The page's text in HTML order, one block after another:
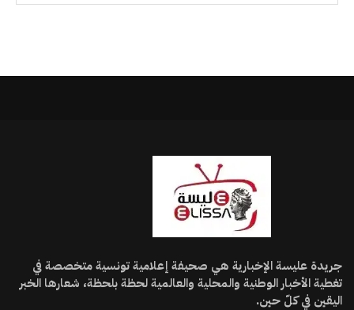
جريدة عليسة الإخبارية هي صحيفة إعلامية تونسية متخصصة في
تغطية الأخبار الوطنية والمحلية والعالمية لحظة بلحظة، شعارها الخبر
اليقين في كلّ حين.